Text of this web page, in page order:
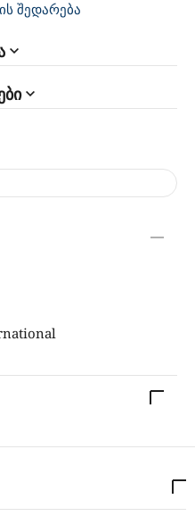
შედარება